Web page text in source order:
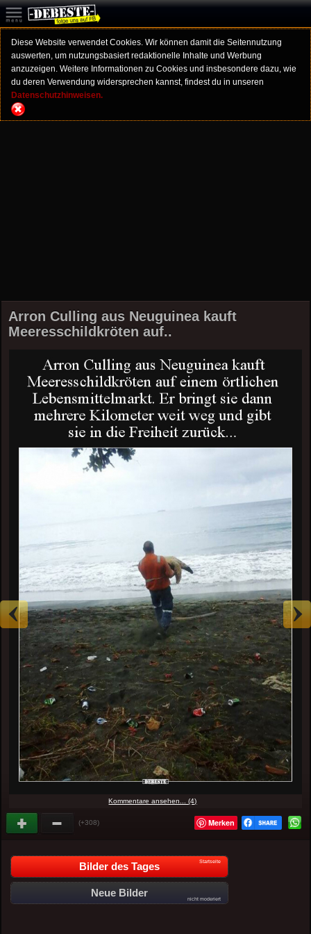
Diese Website verwendet Cookies. Wir können damit die Seitennutzung
auswerten, um nutzungsbasiert redaktionelle Inhalte und Werbung
anzuzeigen. Weitere Informationen zu Cookies und insbesondere dazu, wie
du deren Verwendung widersprechen kannst, findest du in unseren
Datenschutzhinweisen.
Arron Culling aus Neuguinea kauft
Meeresschildkröten auf..
Kommentare ansehen... (4)
(+308) Merken
Bilder des Tages Startseite
Neue Bilder
nicht moderiert